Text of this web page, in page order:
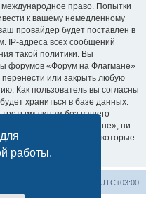
работы.
право. Попытки
к вашему немедленному
провайдер будет поставлен в
IP-адреса всех сообщений
такой политики. Вы
форумов «Форум на Флагмане»
или закрыть любую
Как пользователь вы согласны
храниться в базе данных.
лицам без вашего
«Форум на Флагмане», ни
за действия хакеров, которые
к ней.
UTC+03:00